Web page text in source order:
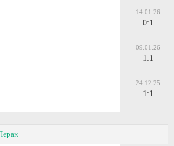
14.01.26
0:1
09.01.26
1:1
24.12.25
1:1